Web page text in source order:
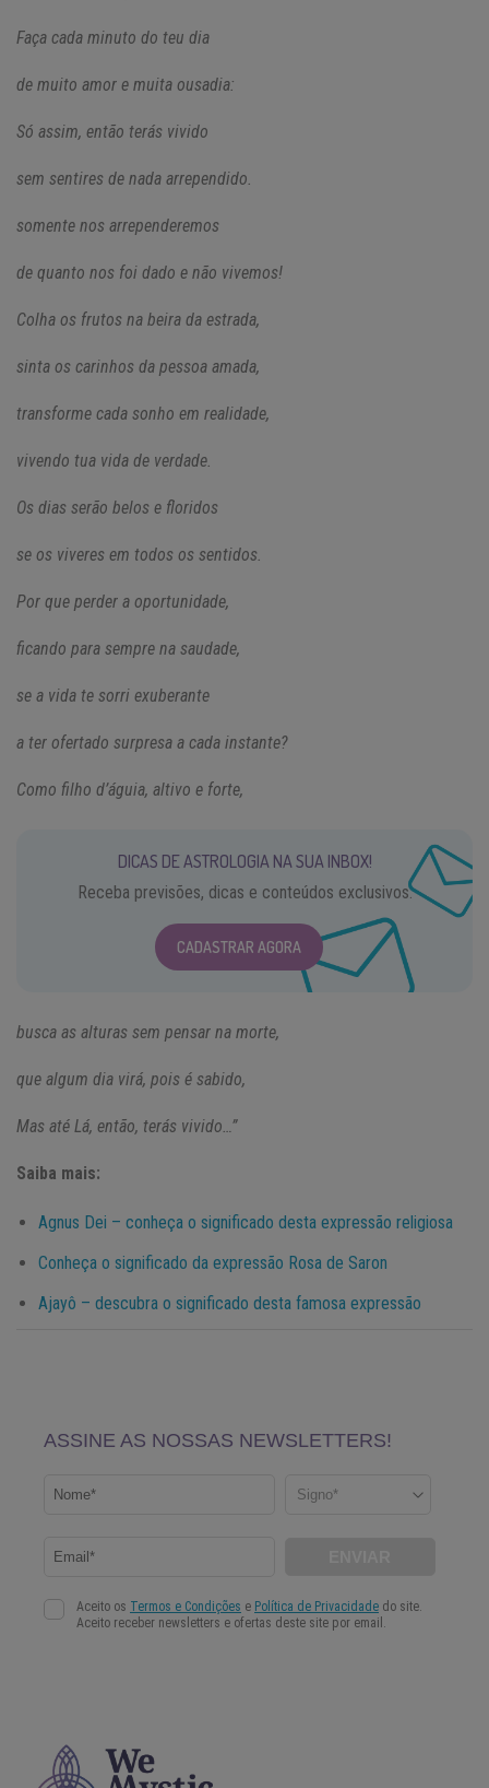
Faça cada minuto do teu dia
de muito amor e muita ousadia:
Só assim, então terás vivido
sem sentires de nada arrependido.
somente nos arrependeremos
de quanto nos foi dado e não vivemos!
Colha os frutos na beira da estrada,
sinta os carinhos da pessoa amada,
transforme cada sonho em realidade,
vivendo tua vida de verdade.
Os dias serão belos e floridos
se os viveres em todos os sentidos.
Por que perder a oportunidade,
ficando para sempre na saudade,
se a vida te sorri exuberante
a ter ofertado surpresa a cada instante?
Como filho d’águia, altivo e forte,
DICAS DE ASTROLOGIA NA SUA INBOX!
Receba previsões, dicas e conteúdos exclusivos.
CADASTRAR AGORA
busca as alturas sem pensar na morte,
que algum dia virá, pois é sabido,
Mas até Lá, então, terás vivido…”
Saiba mais:
Agnus Dei – conheça o significado desta expressão religiosa
Conheça o significado da expressão Rosa de Saron
Ajayô – descubra o significado desta famosa expressão